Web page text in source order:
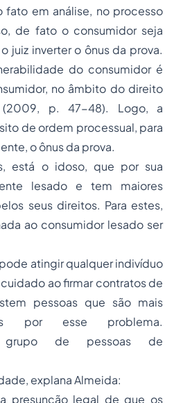
fato em análise, no processo
de fato o consumidor seja
juiz inverter o ônus da prova.
do consumidor é
no âmbito do direito
(2009, p. 47-48). Logo, a
de ordem processual, para
o ônus da prova.
está o idoso, que por sua
lesado e tem maiores
seus direitos. Para estes,
ao consumidor lesado ser
atingir qualquer indivíduo
ao firmar contratos de
pessoas que são mais
por esse problema.
grupo de pessoas de
explana Almeida:
presunção legal de que os